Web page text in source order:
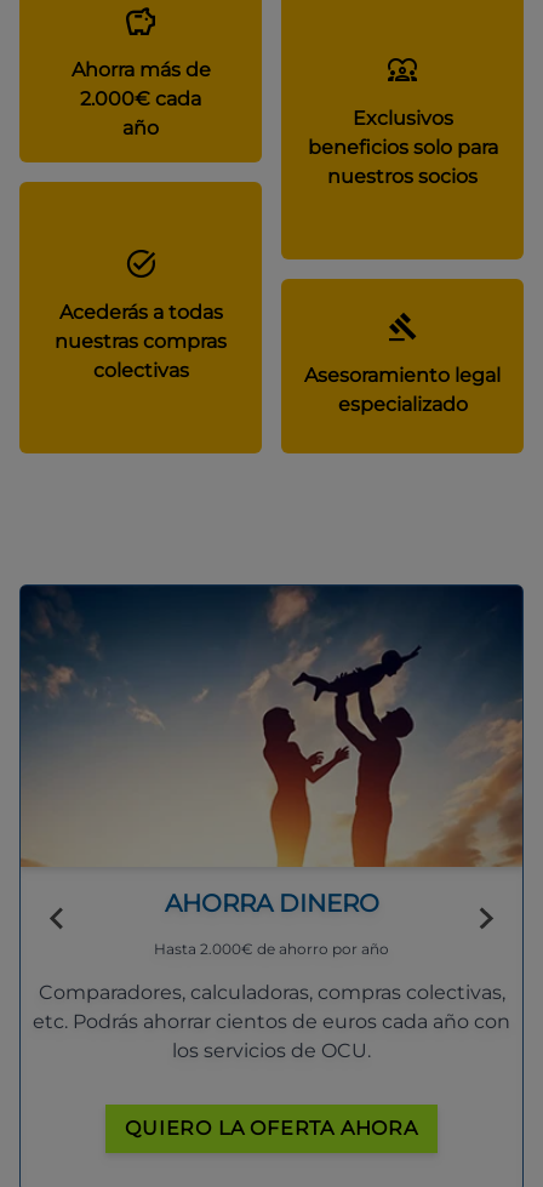
Ahorra más de
2.000€ cada
año
Exclusivos
beneficios solo para
nuestros socios
Acederás a todas
nuestras compras
colectivas
Asesoramiento legal
especializado
AHORRA DINERO
Hasta 2.000€ de ahorro por año
Comparadores, calculadoras, compras colectivas,
etc. Podrás ahorrar cientos de euros cada año con
los servicios de OCU.
QUIERO LA OFERTA AHORA